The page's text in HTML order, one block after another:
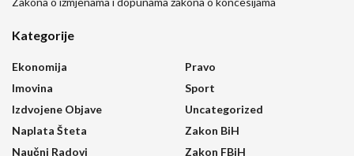
Kategorije
Ekonomija
Imovina
Izdvojene Objave
Naplata Šteta
Naučni Radovi
Pravo
Sport
Uncategorized
Zakon BiH
Zakon FBiH